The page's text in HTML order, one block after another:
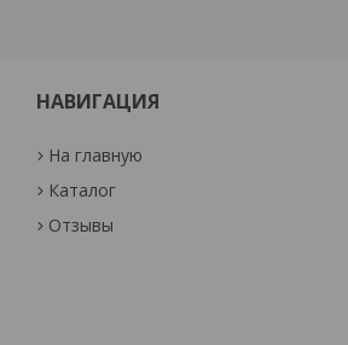
НАВИГАЦИЯ
На главную
Каталог
Отзывы